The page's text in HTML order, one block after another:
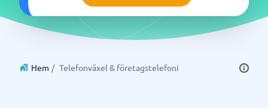
Hem / Telefonväxel & företagstelefoni